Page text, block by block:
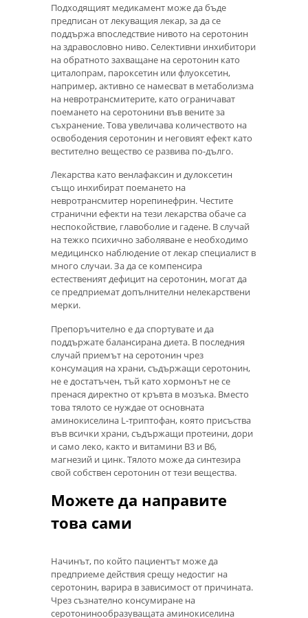
Подходящият медикамент може да бъде
предписан от лекуващия лекар, за да се
поддържа впоследствие нивото на серотонин
на здравословно ниво. Селективни инхибитори
на обратното захващане на серотонин като
циталопрам, пароксетин или флуоксетин,
например, активно се намесват в метаболизма
на невротрансмитерите, като ограничават
поемането на серотонини във вените за
съхранение. Това увеличава количеството на
освободения серотонин и неговият ефект като
вестително вещество се развива по-дълго.
Лекарства като венлафаксин и дулоксетин
също инхибират поемането на
невротрансмитер норепинефрин. Честите
странични ефекти на тези лекарства обаче са
неспокойствие, главоболие и гадене. В случай
на тежко психично заболяване е необходимо
медицинско наблюдение от лекар специалист в
много случаи. За да се компенсира
естественият дефицит на серотонин, могат да
се предприемат допълнителни нелекарствени
мерки.
Препоръчително е да спортувате и да
поддържате балансирана диета. В последния
случай приемът на серотонин чрез
консумация на храни, съдържащи серотонин,
не е достатъчен, тъй като хормонът не се
пренася директно от кръвта в мозъка. Вместо
това тялото се нуждае от основната
аминокиселина L-триптофан, която присъства
във всички храни, съдържащи протеини, дори
и само леко, както и витамини В3 и В6,
магнезий и цинк. Тялото може да синтезира
свой собствен серотонин от тези вещества.
Можете да направите
това сами
Начинът, по който пациентът може да
предприеме действия срещу недостиг на
серотонин, варира в зависимост от причината.
Чрез съзнателно консумиране на
серотонинообразуващата аминокиселина